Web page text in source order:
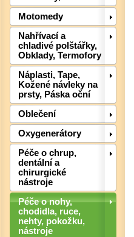
Motomedy
Nahřívací a
chladivé polštářky,
Obklady, Termofory
Náplasti, Tape,
Kožené návleky na
prsty, Páska oční
Oblečení
Oxygenerátory
Péče o chrup,
dentální a
chirurgické
nástroje
Péče o nohy,
chodidla, ruce,
nehty, pokožku,
nástroje